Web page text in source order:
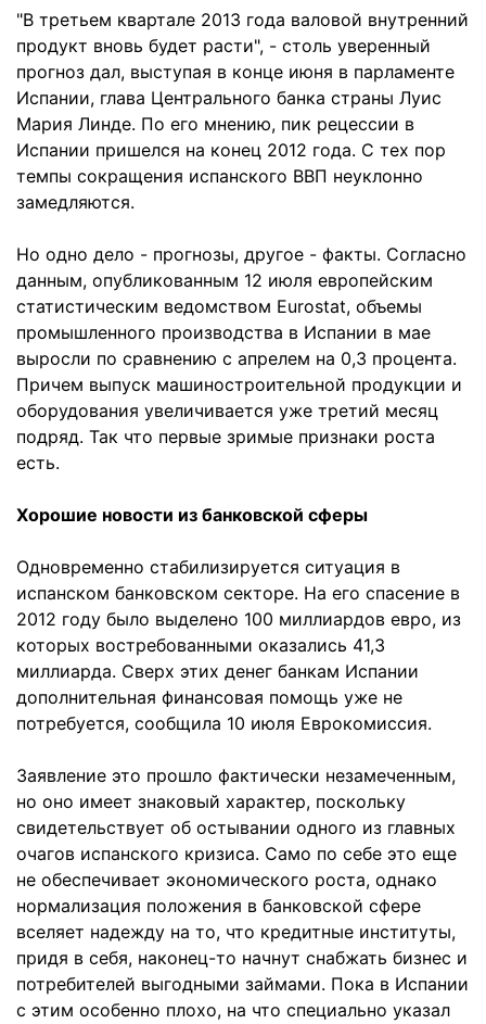
"В третьем квартале 2013 года валовой внутренний
продукт вновь будет расти", - столь уверенный
прогноз дал, выступая в конце июня в парламенте
Испании, глава Центрального банка страны Луис
Мария Линде. По его мнению, пик рецессии в
Испании пришелся на конец 2012 года. С тех пор
темпы сокращения испанского ВВП неуклонно
замедляются.
Но одно дело - прогнозы, другое - факты. Согласно
данным, опубликованным 12 июля европейским
статистическим ведомством Eurostat, объемы
промышленного производства в Испании в мае
выросли по сравнению с апрелем на 0,3 процента.
Причем выпуск машиностроительной продукции и
оборудования увеличивается уже третий месяц
подряд. Так что первые зримые признаки роста
есть.
Хорошие новости из банковской сферы
Одновременно стабилизируется ситуация в
испанском банковском секторе. На его спасение в
2012 году было выделено 100 миллиардов евро, из
которых востребованными оказались 41,3
миллиарда. Сверх этих денег банкам Испании
дополнительная финансовая помощь уже не
потребуется, сообщила 10 июля Еврокомиссия.
Заявление это прошло фактически незамеченным,
но оно имеет знаковый характер, поскольку
свидетельствует об остывании одного из главных
очагов испанского кризиса. Само по себе это еще
не обеспечивает экономического роста, однако
нормализация положения в банковской сфере
вселяет надежду на то, что кредитные институты,
придя в себя, наконец-то начнут снабжать бизнес и
потребителей выгодными займами. Пока в Испании
с этим особенно плохо, на что специально указал